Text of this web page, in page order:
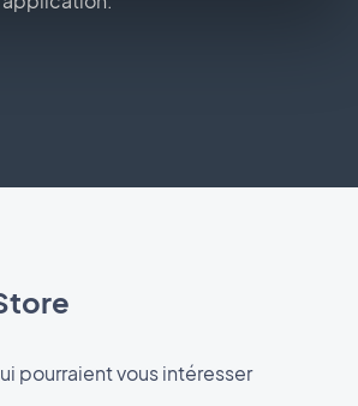
pourraient vous intéresser